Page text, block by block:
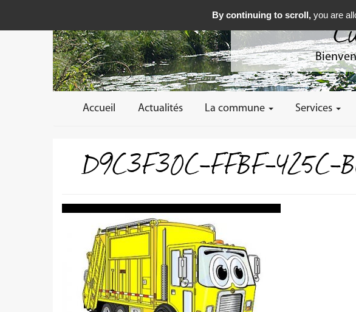
Accueil Actualités La commune Services
D9C3F30C-FFBF-425C-
By continuing to scroll, you are